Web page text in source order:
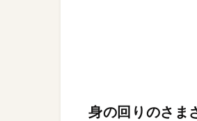
身の回りのさま